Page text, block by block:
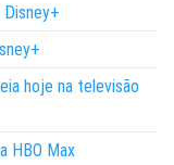
hoje na televisão
HBO Max